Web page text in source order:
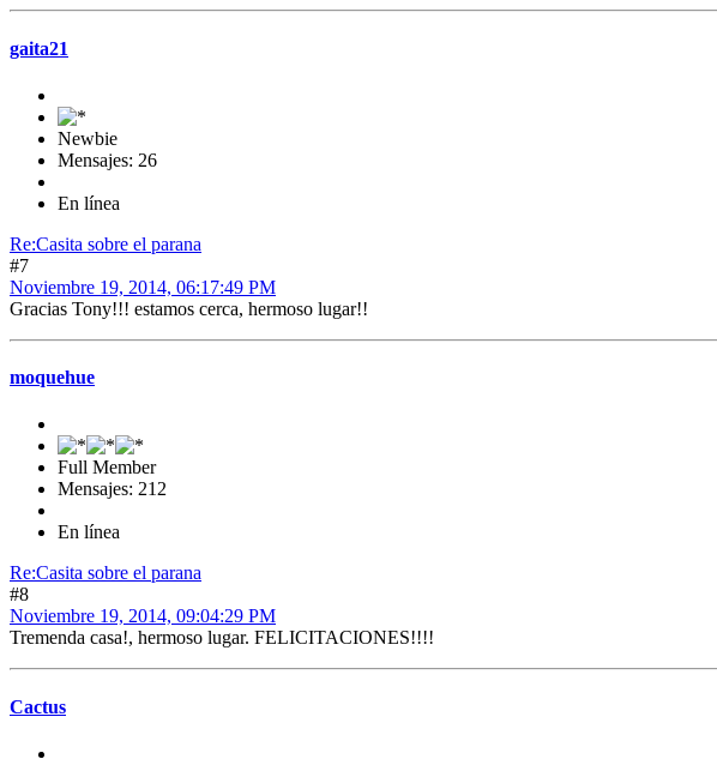
gaita21
Newbie
Mensajes: 26
En línea
Re:Casita sobre el parana
#7
Noviembre 19, 2014, 06:17:49 PM
Gracias Tony!!! estamos cerca, hermoso lugar!!
moquehue
Full Member
Mensajes: 212
En línea
Re:Casita sobre el parana
#8
Noviembre 19, 2014, 09:04:29 PM
Tremenda casa!, hermoso lugar. FELICITACIONES!!!!
Cactus